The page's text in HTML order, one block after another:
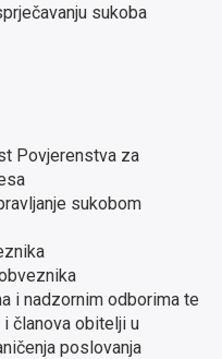
sukoba
Povjerenstva za
sukobom
i nadzornim odborima te
članova obitelji u
poslovanja